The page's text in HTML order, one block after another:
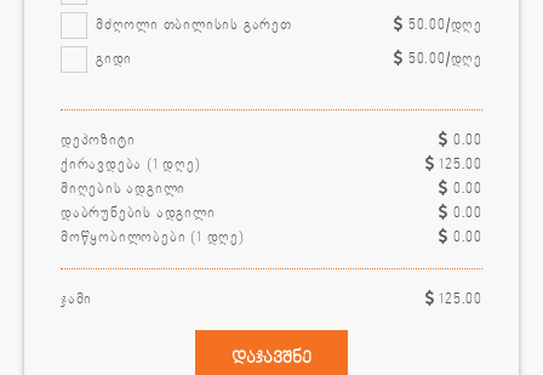
მძღოლი თბილისის გარეთ 50.00/დღე
გიდი 50.00/დღე
დეპოზიტი
0.00
ქირავდება (1 დღე)
125.00
მიღების ადგილი
0.00
დაბრუნების ადგილი
0.00
მოწყობილობები (1 დღე) 0.00
ჯამი 125.00
დაჯავშნე